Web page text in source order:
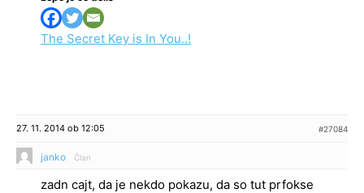
The Secret Key is In You..!
27. 11. 2014 ob 12:05 #27084
janko Član
zadn cajt, da je nekdo pokazu, da so tut prfokse